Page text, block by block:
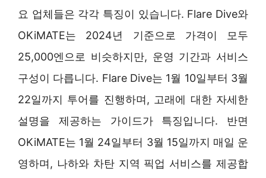
요 업체들은 각각 특징이 있습니다. Flare Dive와
OKiMATE는 2024년 기준으로 가격이 모두
25,000엔으로 비슷하지만, 운영 기간과 서비스
구성이 다릅니다. Flare Dive는 1월 10일부터 3월
22일까지 투어를 진행하며, 고래에 대한 자세한
설명을 제공하는 가이드가 특징입니다. 반면
OKiMATE는 1월 24일부터 3월 15일까지 매일 운
영하며, 나하와 차탄 지역 픽업 서비스를 제공합